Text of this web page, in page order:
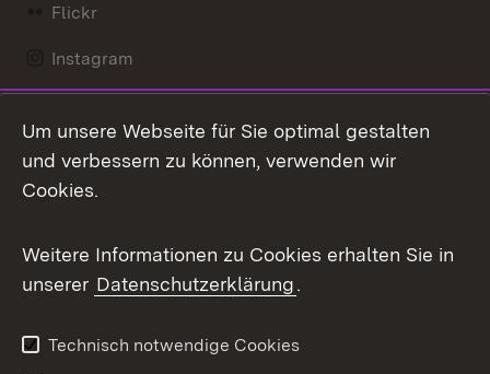
Flickr
Instagram
Mastodon
Messenger
Social Wall
X / Twitter
Youtube
Um unsere Webseite für Sie optimal gestalten
und verbessern zu können, verwenden wir
Cookies.
Weitere Informationen zu Cookies erhalten Sie in
unserer Datenschutzerklärung.
Technisch notwendige Cookies